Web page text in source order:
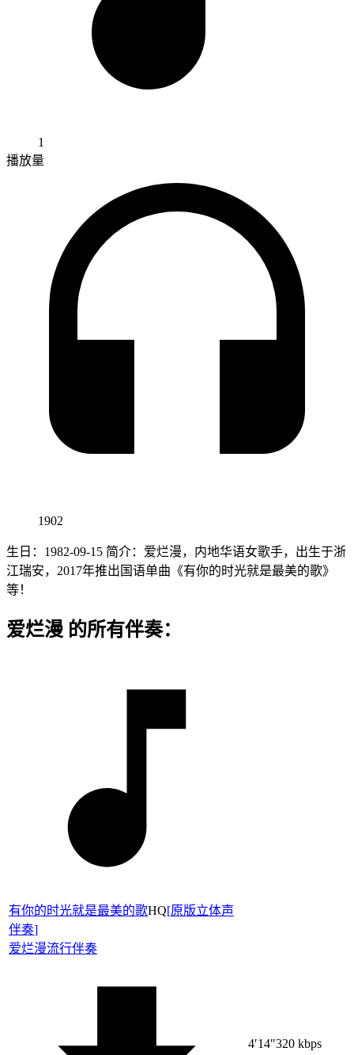
1
播放量
1902
生日：1982-09-15 简介：爱烂漫，内地华语女歌手，出生于浙
江瑞安，2017年推出国语单曲《有你的时光就是最美的歌》
等！
爱烂漫 的所有伴奏：
有你的时光就是最美的歌HQ[原版立体声
伴奏]
爱烂漫流行伴奏
4′14″320 kbps